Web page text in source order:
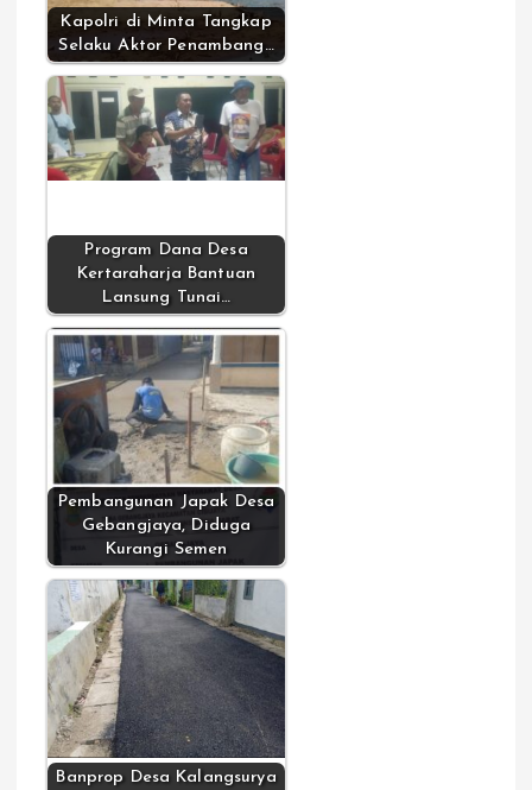
Kapolri di Minta Tangkap
Selaku Aktor Penambang…
Program Dana Desa
Kertaraharja Bantuan
Lansung Tunai…
Pembangunan Japak Desa
Gebangjaya, Diduga
Kurangi Semen
Banprop Desa Kalangsurya